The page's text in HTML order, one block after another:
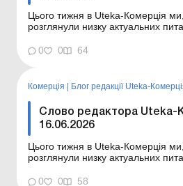
Цього тижня в Uteka-Комерція
розглянули низку актуальних
тижня в Uteka-Комерція. Шановні
ознайомлю вас із темами статей,
експлуат...
0 0 64
Комерція Блог редакції Uteka-
Слово редактора Uteka-
16.06.2026
Цього тижня в Uteka-Комерція
розглянули низку актуальних
тижня в Uteka-Комерція. Шановні
0 0 58